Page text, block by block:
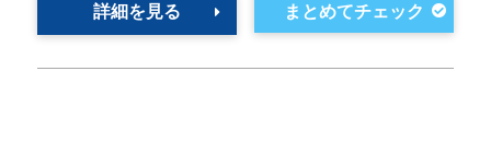
詳細を見る